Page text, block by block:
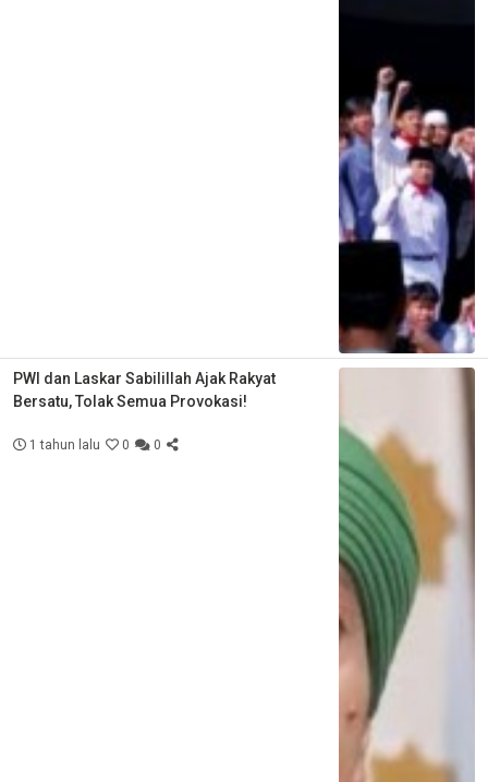
PWI dan Laskar Sabilillah Ajak Rakyat
Bersatu, Tolak Semua Provokasi!
1 tahun lalu 0 0